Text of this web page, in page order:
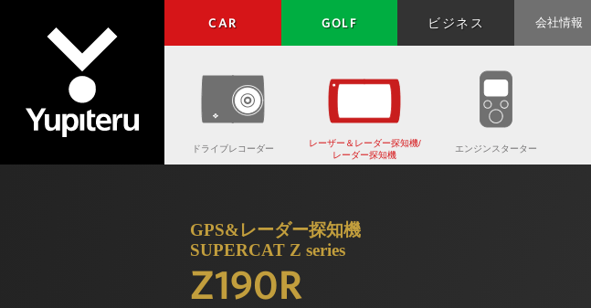
CAR GOLF ビジネス 会社情報
ドライブレコーダー
レーザー＆レーダー探知機/
レーダー探知機
エンジンスターター
GPS&レーダー探知機
SUPERCAT Z series
Z190R